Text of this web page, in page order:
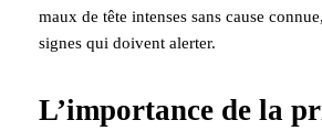
maux de tête intenses sans cause
signes qui doivent alerter.
L’importance de la